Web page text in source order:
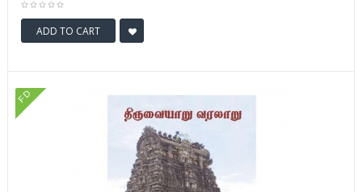
ADD TO CART
FD